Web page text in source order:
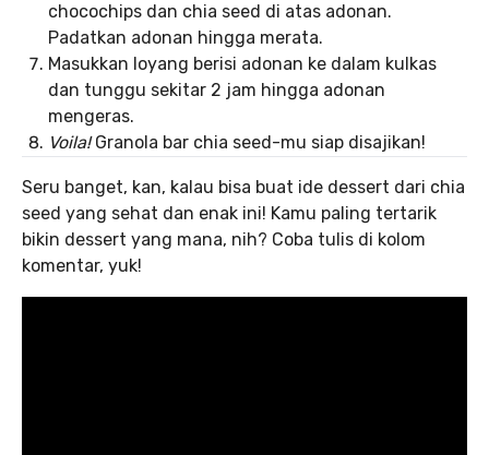
chocochips dan chia seed di atas adonan.
Padatkan adonan hingga merata.
Masukkan loyang berisi adonan ke dalam kulkas
dan tunggu sekitar 2 jam hingga adonan
mengeras.
Voila!Granola bar chia seed-mu siap disajikan!
Seru banget, kan, kalau bisa buat ide dessert dari chia
seed yang sehat dan enak ini! Kamu paling tertarik
bikin dessert yang mana, nih? Coba tulis di kolom
komentar, yuk!